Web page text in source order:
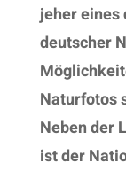
jeher eines
deutscher
Naturfotos
Neben der
ist der